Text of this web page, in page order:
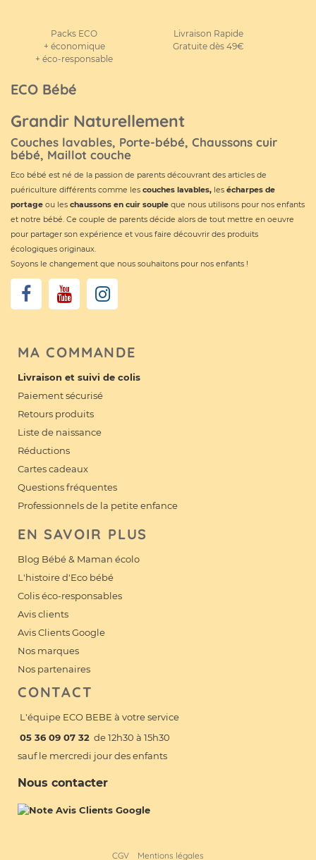
Packs ECO
+ économique
+ éco-responsable
Livraison Rapide
Gratuite dès 49€
ECO Bébé
Grandir Naturellement
Couches lavables, Porte-bébé, Chaussons cuir
bébé, Maillot couche
Eco bébé est né de la passion de parents découvrant des articles de
puériculture différents comme les couches lavables, les écharpes de
portage ou les chaussons en cuir souple que nous utilisons pour nos enfants
et notre bébé. Ce couple de parents décide alors de tout mettre en oeuvre
pour partager son expérience et vous faire découvrir des produits
écologiques originaux.
Soyons le changement que nous souhaitons pour nos enfants !
MA COMMANDE
Livraison et suivi de colis
Paiement sécurisé
Retours produits
Liste de naissance
Réductions
Cartes cadeaux
Questions fréquentes
Professionnels de la petite enfance
EN SAVOIR PLUS
Blog Bébé & Maman écolo
L'histoire d'Eco bébé
Colis éco-responsables
Avis clients
Avis Clients Google
Nos marques
Nos partenaires
CONTACT
L'équipe ECO BEBE à votre service
05 36 09 07 32 de 12h30 à 15h30
sauf le mercredi jour des enfants
Nous contacter
CGV Mentions légales